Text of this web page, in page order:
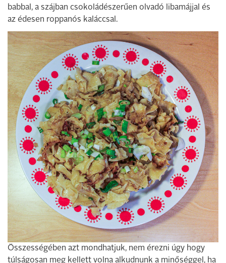
babbal, a szájban csokoládészerűen olvadó libamájjal és
az édesen roppanós kaláccsal.
Összességében azt mondhatjuk, nem érezni úgy hogy
túlságosan meg kellett volna alkudnunk a minőséggel, ha